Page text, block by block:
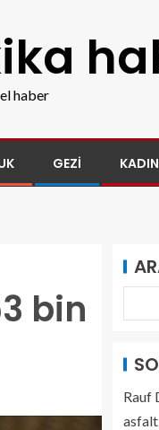
haber
GEZI KADIN
bin
Rauf